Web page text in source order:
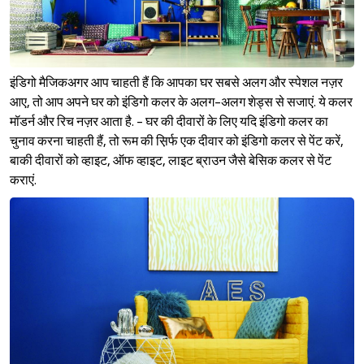
इंडिगो मैजिकअगर आप चाहती हैं कि आपका घर सबसे अलग और स्पेशल नज़र
आए, तो आप अपने घर को इंडिगो कलर के अलग-अलग शेड्स से सजाएं. ये कलर
मॉडर्न और रिच नज़र आता है. - घर की दीवारों के लिए यदि इंडिगो कलर का
चुनाव करना चाहती हैं, तो रूम की स़िर्फ एक दीवार को इंडिगो कलर से पेंट करें,
बाकी दीवारों को व्हाइट, ऑफ व्हाइट, लाइट ब्राउन जैसे बेसिक कलर से पेंट
कराएं.